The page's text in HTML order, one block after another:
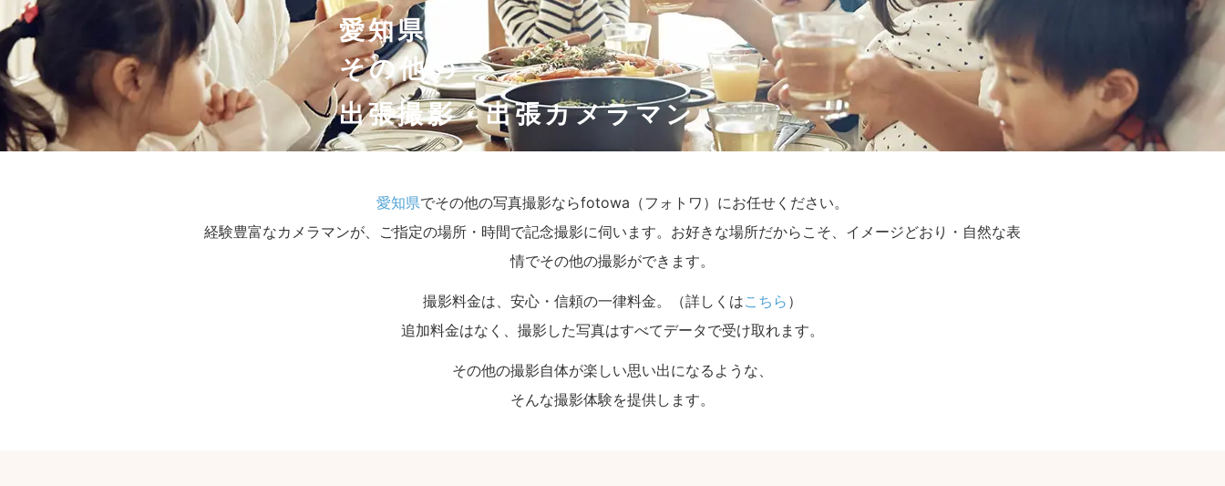
愛知県
その他の
出張撮影・出張カメラマン
愛知県でその他の写真撮影ならfotowa（フォトワ）にお任せください。
経験豊富なカメラマンが、ご指定の場所・時間で記念撮影に伺います。お好きな場所だからこそ、イメージどおり・自然な表
情でその他の撮影ができます。
撮影料金は、安心・信頼の一律料金。（詳しくはこちら ）
追加料金はなく、撮影した写真はすべてデータで受け取れます。
その他の撮影自体が楽しい思い出になるような、
そんな撮影体験を提供します。